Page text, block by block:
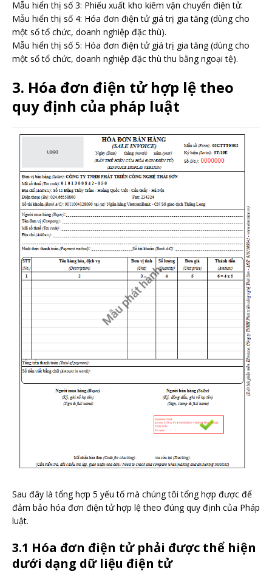
Mẫu hiển thị số 3: Phiếu xuất kho kiêm vận chuyển điện tử.
Mẫu hiển thị số 4: Hóa đơn điện tử giá trị gia tăng (dùng cho
một số tổ chức, doanh nghiệp đặc thù).
Mẫu hiển thị số 5: Hóa đơn điện tử giá trị gia tăng (dùng cho
một số tổ chức, doanh nghiệp đặc thù thu bằng ngoại tệ).
3. Hóa đơn điện tử hợp lệ theo
quy định của pháp luật
Sau đây là tổng hợp 5 yếu tố mà chúng tôi tổng hợp được để
đảm bảo hóa đơn điện tử hợp lệ theo đúng quy định của Pháp
luật.
3.1 Hóa đơn điện tử phải được thể hiện
dưới dạng dữ liệu điện tử